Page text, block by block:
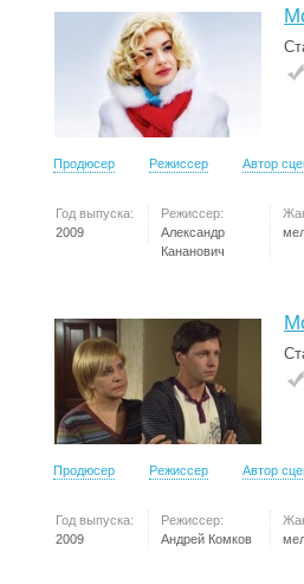
Продюсер Режиссер Автор
Год выпуска:
2009
Режиссер:
Александр
Кананович
Продюсер Режиссер Автор
Год выпуска:
2009
Режиссер:
Андрей Комков